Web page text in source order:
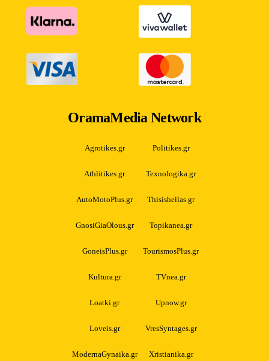
OramaMedia Network
Agrotikes.gr Politikes.gr
Athlitikes.gr Texnologika.gr
AutoMotoPlus.gr Thisishellas.gr
GnosiGiaOlous.gr Topikanea.gr
GoneisPlus.gr TourismosPlus.gr
Kultura.gr TVnea.gr
Loatki.gr Upnow.gr
Loveis.gr VresSyntages.gr
ModernaGynaika.gr Xristianika.gr